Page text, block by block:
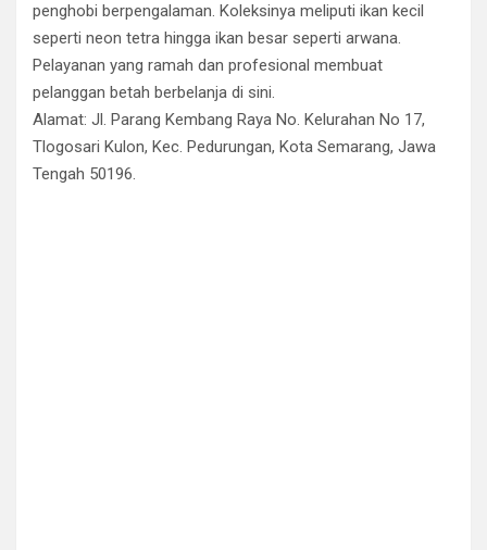
penghobi berpengalaman. Koleksinya meliputi ikan kecil
seperti neon tetra hingga ikan besar seperti arwana.
Pelayanan yang ramah dan profesional membuat
pelanggan betah berbelanja di sini.
Alamat: Jl. Parang Kembang Raya No. Kelurahan No 17,
Tlogosari Kulon, Kec. Pedurungan, Kota Semarang, Jawa
Tengah 50196.